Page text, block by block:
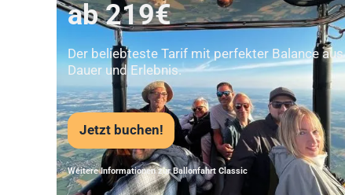
ab 219€
Der beliebteste Tarif mit perfekter Balance aus
Dauer und Erlebnis.
Jetzt buchen!
Weitere Informationen zur Ballonfahrt Classic